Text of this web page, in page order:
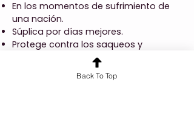
En los momentos de sufrimiento de
una nación.
Súplica por días mejores.
Protege contra los saqueos y
Para hacer buenas alianzas.
Para quedar a salvo de un enemigo.
Back To Top